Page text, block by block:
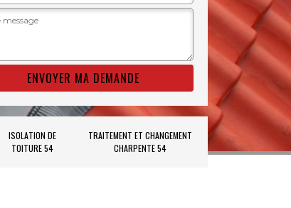
ISOLATION DE
TOITURE 54
TRAITEMENT ET CHANGEMENT
CHARPENTE 54